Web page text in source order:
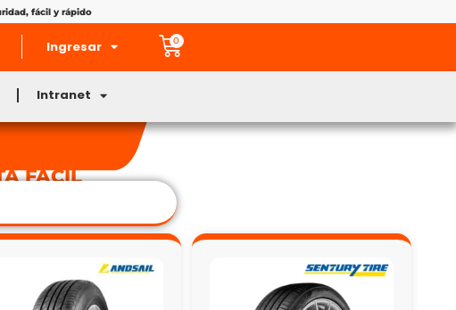
fácil y rápido
Ingresar 0
Intranet
FÁCIL